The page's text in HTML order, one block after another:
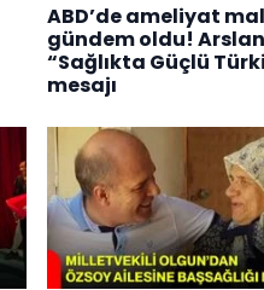
ABD’de ameliyat
gündem oldu!
“Sağlıkta Güçlü
mesajı